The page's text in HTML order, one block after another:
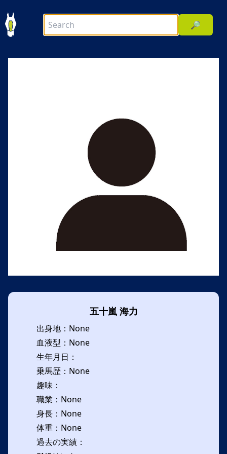
🔎
五十嵐 海力
出身地：None
血液型：None
生年月日：
乗馬歴：None
趣味：
職業：None
身長：None
体重：None
過去の実績：